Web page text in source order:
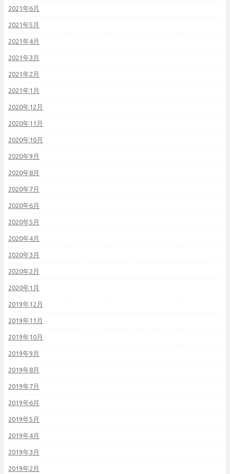
2021年6月
2021年5月
2021年4月
2021年3月
2021年2月
2021年1月
2020年12月
2020年11月
2020年10月
2020年9月
2020年8月
2020年7月
2020年6月
2020年5月
2020年4月
2020年3月
2020年2月
2020年1月
2019年12月
2019年11月
2019年10月
2019年9月
2019年8月
2019年7月
2019年6月
2019年5月
2019年4月
2019年3月
2019年2月